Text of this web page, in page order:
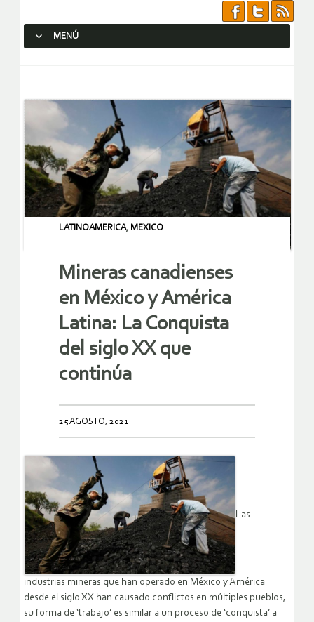
MENÚ
LATINOAMERICA, MEXICO
Mineras canadienses
en México y América
Latina: La Conquista
del siglo XX que
continúa
25 AGOSTO, 2021
Las
industrias mineras que han operado en México y América
desde el siglo XX han causado conflictos en múltiples pueblos;
su forma de ‘trabajo’ es similar a un proceso de ‘conquista’ a